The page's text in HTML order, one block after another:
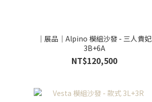
｜展品｜Alpino 模組沙發 - 三人貴妃
3B+6A
NT$120,500